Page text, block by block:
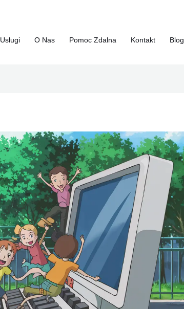
Usługi O Nas Pomoc Zdalna Kontakt Blog